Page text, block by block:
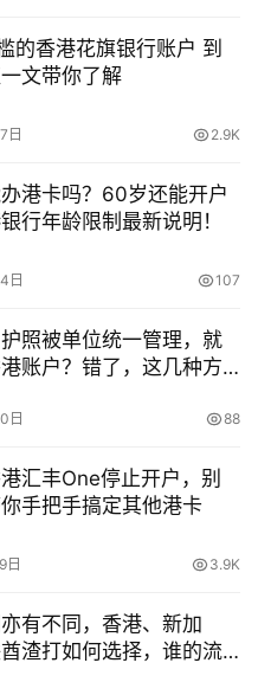
的香港花旗银行账户 到
文带你了解
日 2.9K
港卡吗？60岁还能开户
行年龄限制最新说明！
日 107
照被单位统一管理，就
账户？错了，这几种方
日 88
汇丰One停止开户，别
手把手搞定其他港卡
日 3.9K
有不同，香港、新加
渣打如何选择，谁的流